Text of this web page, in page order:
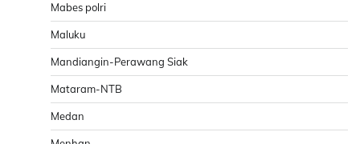
Mabes polri
Maluku
Mandiangin-Perawang Siak
Mataram-NTB
Medan